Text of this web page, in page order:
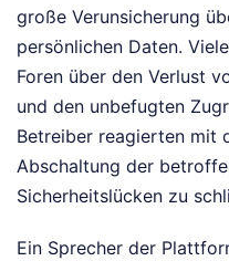
große Verunsicherung
persönlichen Daten.
Foren über den Verlust
und den unbefugten
Betreiber reagierten mit
Abschaltung der
Sicherheitslücken zu
Ein Sprecher der